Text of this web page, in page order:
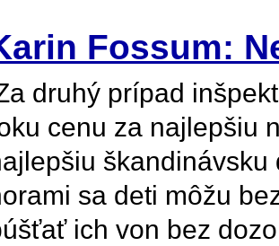
Fossum:
druhý prípad
cenu za najlepšiu
sa deti môžu
ich von bez